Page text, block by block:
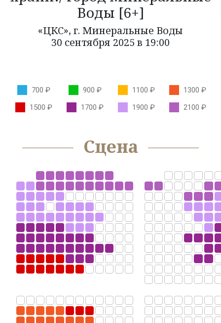
КАЗАЧЬЯ ДУША
НОВОСТИ
БОЛЬШОЙ ЗАЛ
ФОЙЕ
ОРГАНИЗАЦИЯ МЕРОПРИЯТИЙ
ОРГАНИЗАЦИЯ ПИТАНИЯ
АФИША
ВИДЕО
ДОКУМЕНТЫ
КОНТАКТЫ
Воды [6+]
«ЦКС», г. Минеральные Воды
30 сентября 2025 в 19:00
700 ₽ 900 ₽ 1100 ₽
1300 ₽
1500 ₽
1700 ₽ 1900 ₽ 2100 ₽
Сцена